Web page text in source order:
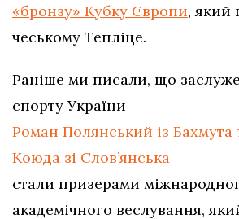
«бронзу» Кубку Європи, який
чеському Тепліце.
Раніше ми писали, що
спорту України
Роман Полянський із Бахмута
Коюда зі Слов’янська
стали призерами
академічного веслування,